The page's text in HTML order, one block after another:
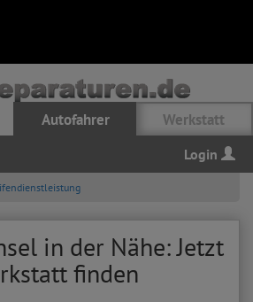
Autofahrer Werkstatt
Login
in der Nähe: Jetzt
finden